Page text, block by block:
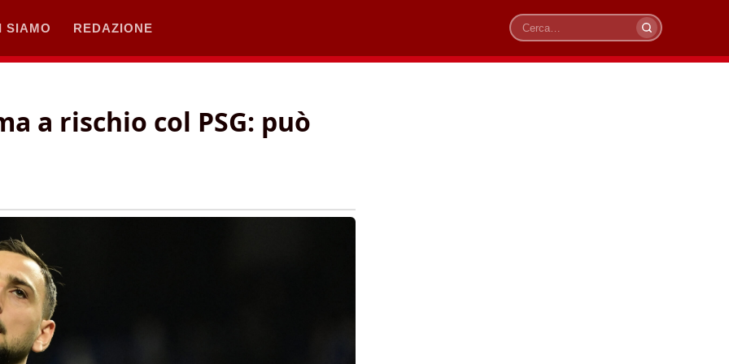
SIAMO REDAZIONE
Cerca
a rischio col PSG: può